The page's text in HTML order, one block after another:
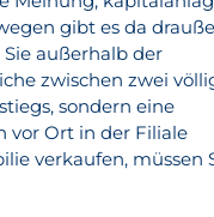
gibt es da
außerhalb der
zwischen zwei
sondern eine
vor Ort in der Filiale
verkaufen, müssen